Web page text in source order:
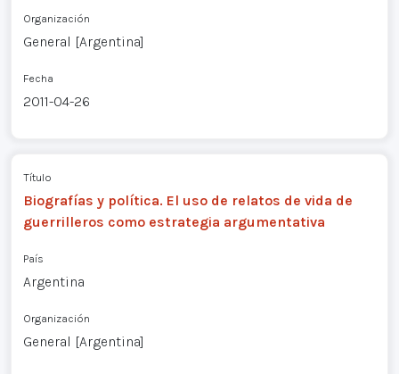
Organización
General [Argentina]
Fecha
2011-04-26
Título
Biografías y política. El uso de relatos de vida de
guerrilleros como estrategia argumentativa
País
Argentina
Organización
General [Argentina]